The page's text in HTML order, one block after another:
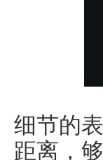
细节的
距离，